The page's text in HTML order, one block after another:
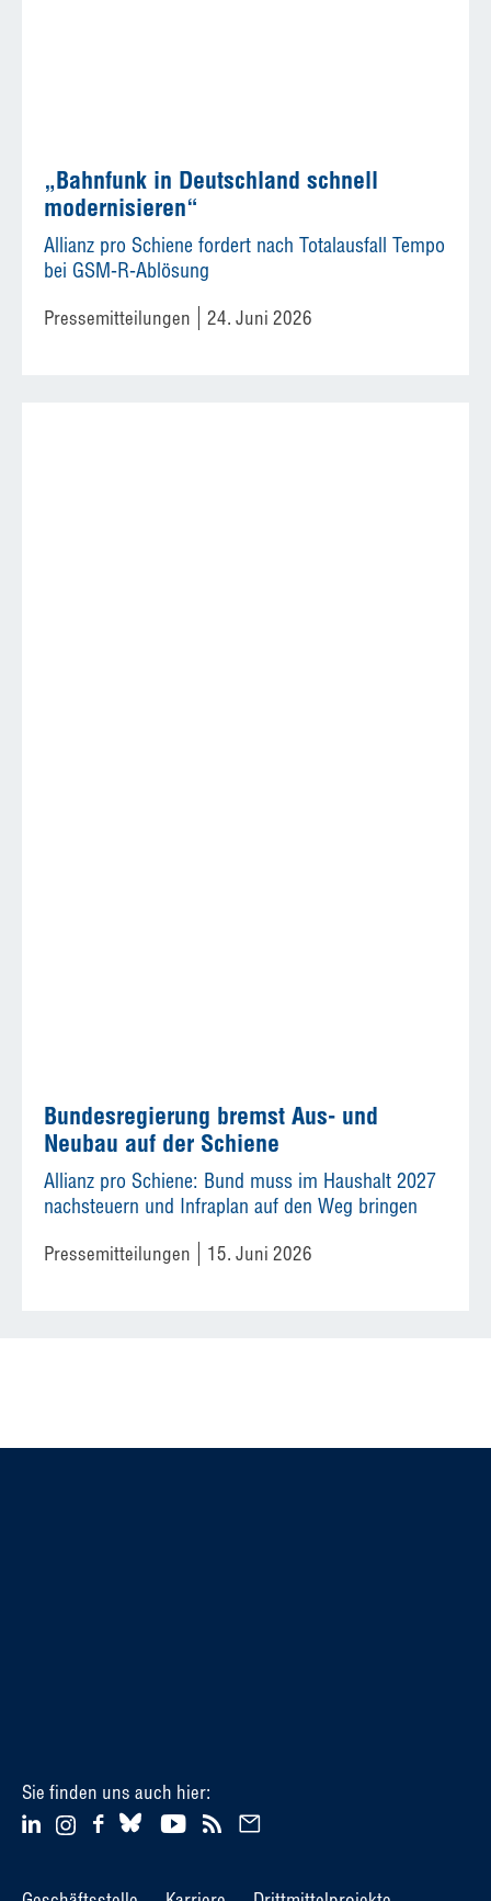
„Bahnfunk in Deutschland schnell
modernisieren“
Allianz pro Schiene fordert nach Totalausfall Tempo
bei GSM-R-Ablösung
Pressemitteilungen 24. Juni 2026
Bundesregierung bremst Aus- und
Neubau auf der Schiene
Allianz pro Schiene: Bund muss im Haushalt 2027
nachsteuern und Infraplan auf den Weg bringen
Pressemitteilungen 15. Juni 2026
Sie finden uns auch hier: